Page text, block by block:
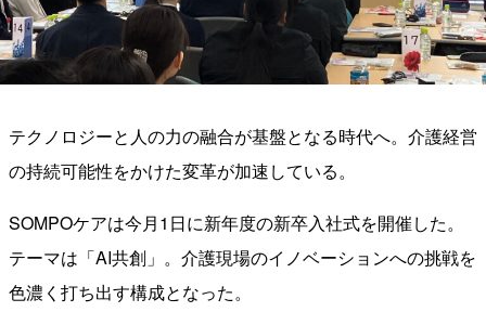
テクノロジーと人の力の融合が基盤となる時代へ。介護経営
の持続可能性をかけた変革が加速している。
SOMPOケアは今月1日に新年度の新卒入社式を開催した。
テーマは「AI共創」。介護現場のイノベーションへの挑戦を
色濃く打ち出す構成となった。